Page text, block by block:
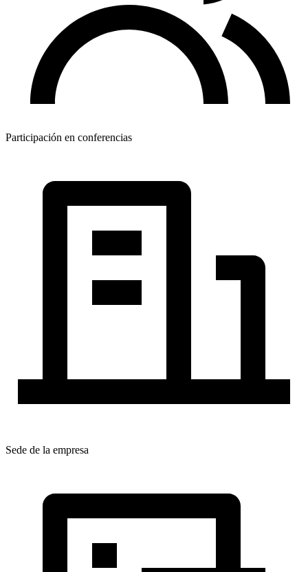
Participación en conferencias
Sede de la empresa